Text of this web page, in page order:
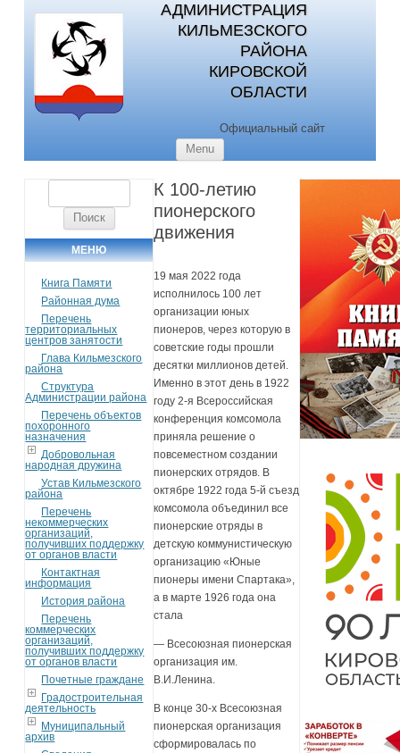
АДМИНИСТРАЦИЯ
КИЛЬМЕЗСКОГО
РАЙОНА
КИРОВСКОЙ
ОБЛАСТИ
Официальный сайт
Menu
МЕНЮ
Книга Памяти
Районная дума
Перечень
территориальных
центров занятости
Глава Кильмезского
района
Структура
Администрации района
Перечень объектов
похоронного
назначения
Добровольная
народная дружина
Устав Кильмезского
района
Перечень
некоммерческих
организаций,
получивших поддержку
от органов власти
Контактная
информация
История района
Перечень
коммерческих
организаций,
получивших поддержку
от органов власти
Почетные граждане
Градостроительная
деятельность
Муниципальный
архив
К 100-летию
пионерского
движения
19 мая 2022 года
исполнилось 100 лет
организации юных
пионеров, через которую в
советские годы прошли
десятки миллионов детей.
Именно в этот день в 1922
году 2-я Всероссийская
конференция комсомола
приняла решение о
повсеместном создании
пионерских отрядов. В
октябре 1922 года 5-й съезд
комсомола объединил все
пионерские отряды в
детскую коммунистическую
организацию «Юные
пионеры имени Спартака»,
а в марте 1926 года она
стала
— Всесоюзная пионерская
организация им.
В.И.Ленина.
В конце 30-х Всесоюзная
пионерская организация
сформировалась по